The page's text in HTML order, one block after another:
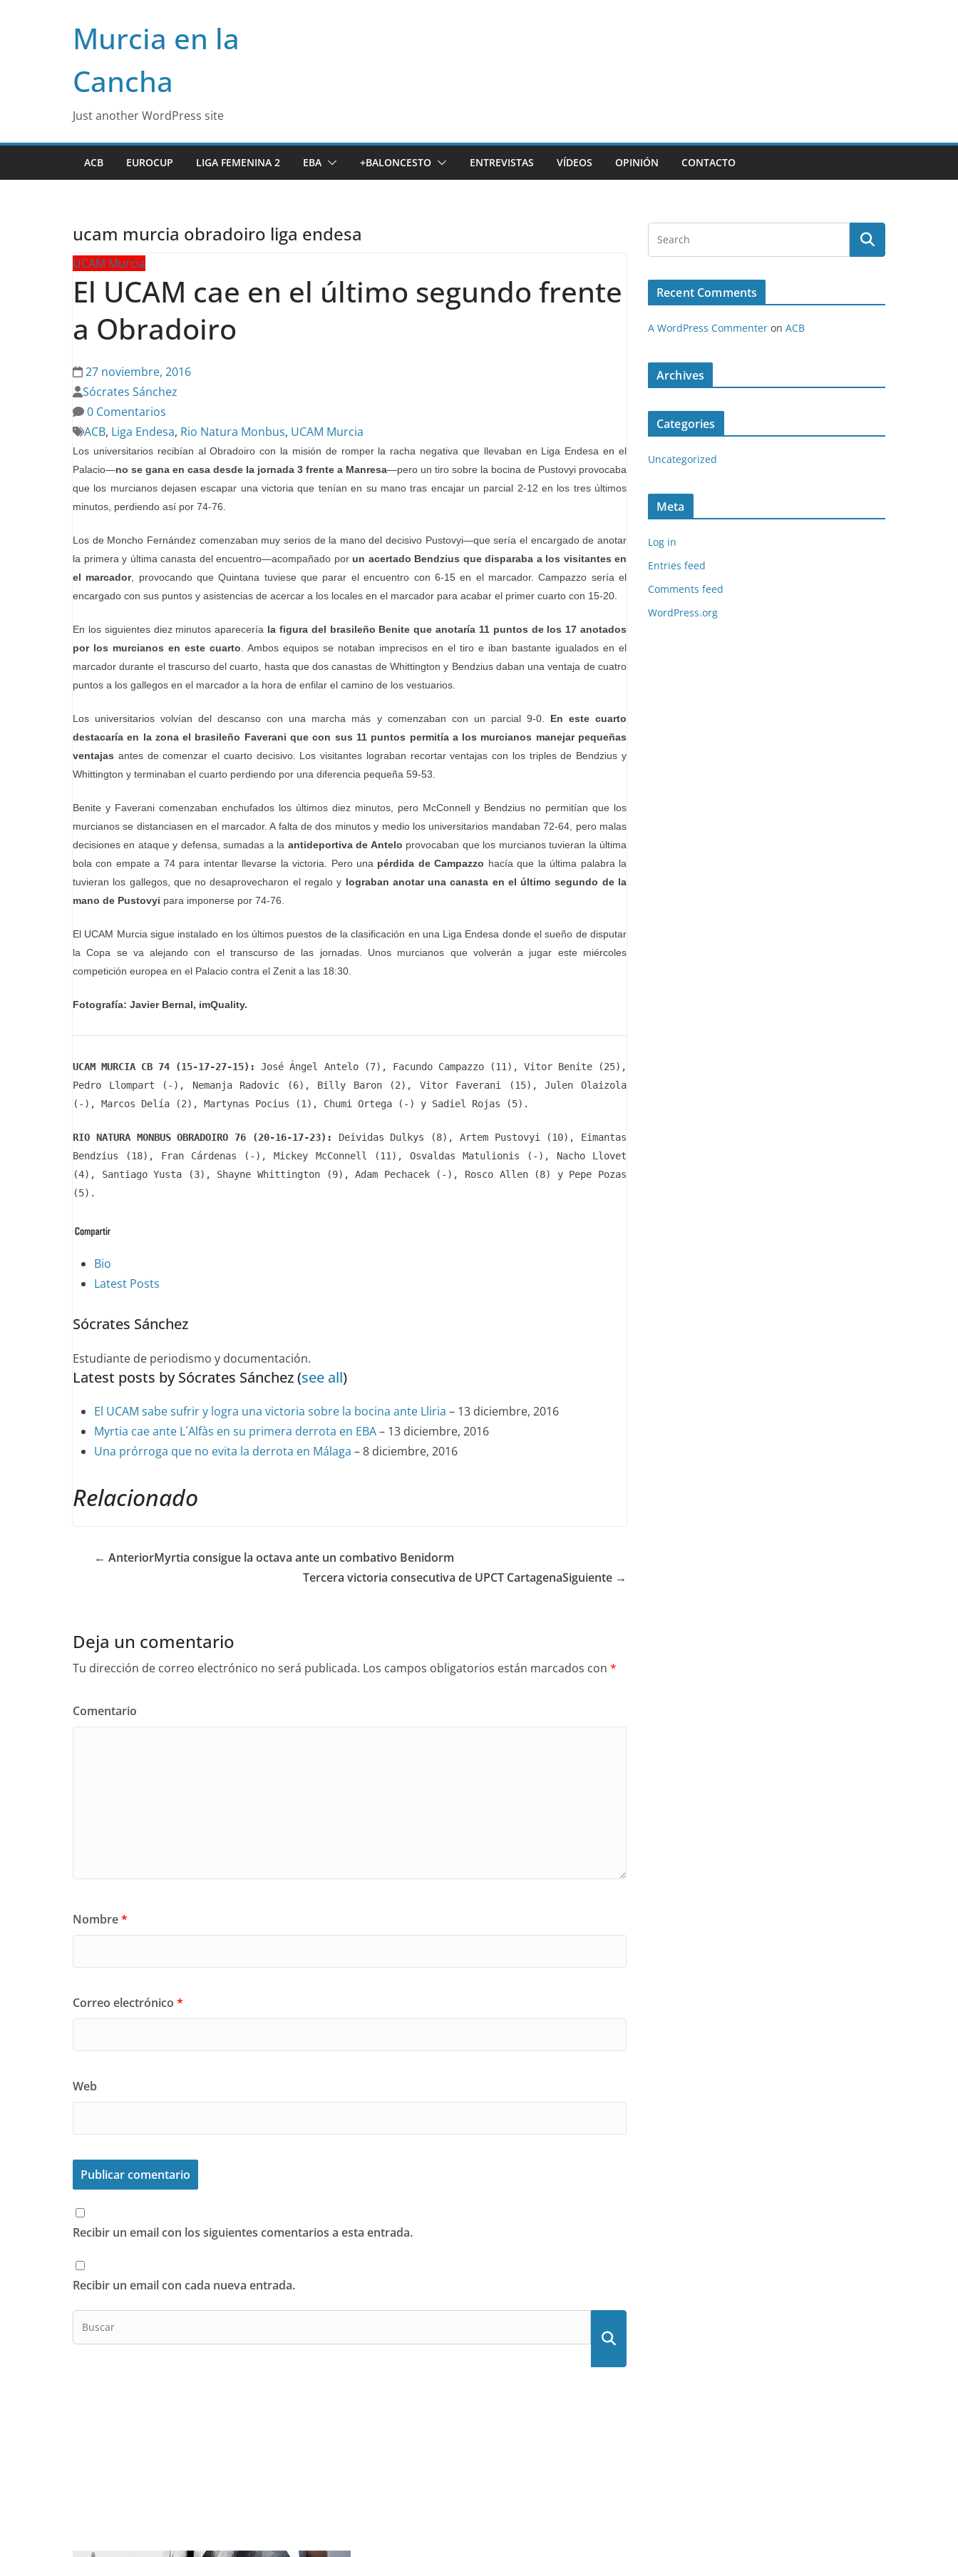
Murcia en la
Cancha
Just another WordPress site
ACB EUROCUP LIGA FEMENINA 2 EBA +BALONCESTO ENTREVISTAS VÍDEOS OPINIÓN CONTACTO
ucam murcia obradoiro liga endesa
UCAM Murcia
El UCAM cae en el último segundo frente
a Obradoiro
27 noviembre, 2016
Sócrates Sánchez
0 Comentarios
ACB, Liga Endesa, Rio Natura Monbus, UCAM Murcia
Los universitarios recibían al Obradoiro con la misión de romper la racha negativa que llevaban en Liga Endesa en el
Palacio—no se gana en casa desde la jornada 3 frente a Manresa—pero un tiro sobre la bocina de Pustovyi provocaba
que los murcianos dejasen escapar una victoria que tenían en su mano tras encajar un parcial 2-12 en los tres últimos
minutos, perdiendo así por 74-76.
Los de Moncho Fernández comenzaban muy serios de la mano del decisivo Pustovyi—que sería el encargado de anotar
la primera y última canasta del encuentro—acompañado por un acertado Bendzius que disparaba a los visitantes en
el marcador, provocando que Quintana tuviese que parar el encuentro con 6-15 en el marcador. Campazzo sería el
encargado con sus puntos y asistencias de acercar a los locales en el marcador para acabar el primer cuarto con 15-20.
En los siguientes diez minutos aparecería la figura del brasileño Benite que anotaría 11 puntos de los 17 anotados
por los murcianos en este cuarto . Ambos equipos se notaban imprecisos en el tiro e iban bastante igualados en el
marcador durante el trascurso del cuarto, hasta que dos canastas de Whittington y Bendzius daban una ventaja de cuatro
puntos a los gallegos en el marcador a la hora de enfilar el camino de los vestuarios.
Los universitarios volvían del descanso con una marcha más y comenzaban con un parcial 9-0. En este cuarto
destacaría en la zona el brasileño Faverani que con sus 11 puntos permitía a los murcianos manejar pequeñas
ventajas antes de comenzar el cuarto decisivo. Los visitantes lograban recortar ventajas con los triples de Bendzius y
Whittington y terminaban el cuarto perdiendo por una diferencia pequeña 59-53.
Benite y Faverani comenzaban enchufados los últimos diez minutos, pero McConnell y Bendzius no permitían que los
murcianos se distanciasen en el marcador. A falta de dos minutos y medio los universitarios mandaban 72-64, pero malas
decisiones en ataque y defensa, sumadas a la antideportiva de Antelo provocaban que los murcianos tuvieran la última
bola con empate a 74 para intentar llevarse la victoria. Pero una pérdida de Campazzo hacía que la última palabra la
tuvieran los gallegos, que no desaprovecharon el regalo y lograban anotar una canasta en el último segundo de la
mano de Pustovyi para imponerse por 74-76.
El UCAM Murcia sigue instalado en los últimos puestos de la clasificación en una Liga Endesa donde el sueño de disputar
la Copa se va alejando con el transcurso de las jornadas. Unos murcianos que volverán a jugar este miércoles
competición europea en el Palacio contra el Zenit a las 18:30.
Fotografía: Javier Bernal, imQuality.
UCAM MURCIA CB 74 (15-17-27-15):José Ángel Antelo (7), Facundo Campazzo (11), Vitor Benite (25),
Pedro Llompart (-), Nemanja Radovic (6), Billy Baron (2), Vitor Faverani (15), Julen Olaizola
(-), Marcos Delía (2), Martynas Pocius (1), Chumi Ortega (-) y Sadiel Rojas (5).
RIO NATURA MONBUS OBRADOIRO 76 (20-16-17-23):
Deividas Dulkys (8), Artem Pustovyi (10), Eimantas
Bendzius (18), Fran Cárdenas (-), Mickey McConnell (11), Osvaldas Matulionis (-), Nacho Llovet
(4), Santiago Yusta (3), Shayne Whittington (9), Adam Pechacek (-), Rosco Allen (8) y Pepe Pozas
(5).
The
following
tabs
content
below.
Bio
Latest Posts
Sócrates Sánchez
Estudiante de periodismo y documentación.
Latest posts by Sócrates Sánchez(see all)
El UCAM sabe sufrir y logra una victoria sobre la bocina ante Lliria – 13 diciembre, 2016
Myrtia cae ante L´Alfàs en su primera derrota en EBA– 13 diciembre, 2016
Una prórroga que no evita la derrota en Málaga – 8 diciembre, 2016
Relacionado
← AnteriorMyrtia consigue la octava ante un combativo Benidorm
Tercera victoria consecutiva de UPCT CartagenaSiguiente →
Deja un comentario
Tu dirección de correo electrónico no será publicada. Los campos obligatorios están marcados con *
Comentario
Nombre*
Correo electrónico *
Web
Recibir un email con los siguientes comentarios a esta entrada.
Recibir un email con cada nueva entrada.
Recent Comments
A WordPress Commenter on ACB
Archives
Categories
Uncategorized
Meta
Log in
Entries feed
Comments feed
WordPress.org